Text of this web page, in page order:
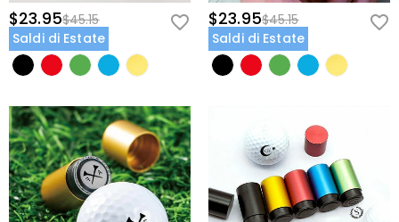
$23.95$45.15
Saldi di Estate
$23.95$45.15
Saldi di Estate